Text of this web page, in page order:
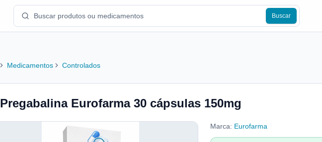
Buscar
Medicamentos Controlados
Pregabalina Eurofarma 30 cápsulas 150mg
Marca: Eurofarma